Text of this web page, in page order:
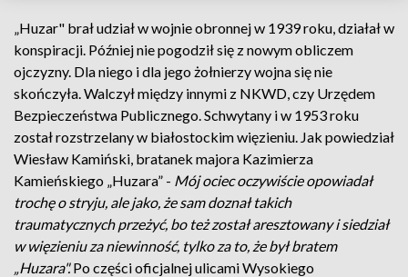
„Huzar" brał udział w wojnie obronnej w 1939 roku, działał w
konspiracji. Później nie pogodził się z nowym obliczem
ojczyzny. Dla niego i dla jego żołnierzy wojna się nie
skończyła. Walczył między innymi z NKWD, czy Urzędem
Bezpieczeństwa Publicznego. Schwytany i w 1953 roku
został rozstrzelany w białostockim więzieniu. Jak powiedział
Wiesław Kamiński, bratanek majora Kazimierza
Kamieńskiego „Huzara” - Mój ociec oczywiście opowiadał
trochę o stryju, ale jako, że sam doznał takich
traumatycznych przeżyć, bo też został aresztowany i siedział
w więzieniu za niewinność, tylko za to, że był bratem
„Huzara".Po części oficjalnej ulicami Wysokiego